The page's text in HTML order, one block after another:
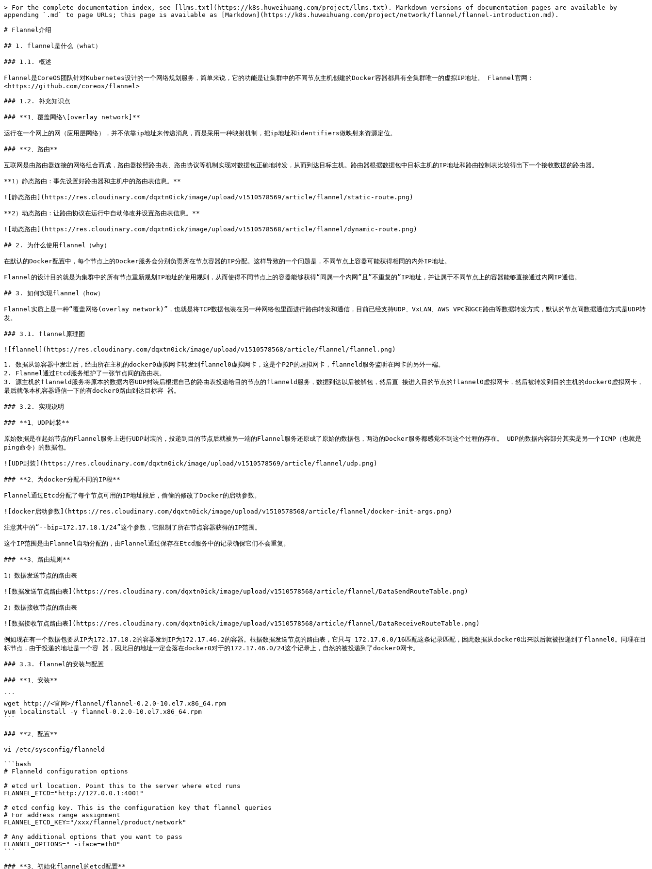
> For the complete documentation index, see [llms.txt](https://k8s.huweihuang.com/project/llms.txt). Markdown versions of documentation pages are available by
appending `.md` to page URLs; this page is available as [Markdown](https://k8s.huweihuang.com/project/network/flannel/flannel-introduction.md).
# Flannel介绍
## 1. flannel是什么（what）
### 1.1. 概述
Flannel是CoreOS团队针对Kubernetes设计的一个网络规划服务，简单来说，它的功能是让集群中的不同节点主机创建的Docker容器都具有全集群唯一的虚拟IP地址。 Flannel官网：
<https://github.com/coreos/flannel>
### 1.2. 补充知识点
### **1、覆盖网络\[overlay network]**
运行在一个网上的网（应用层网络），并不依靠ip地址来传递消息，而是采用一种映射机制，把ip地址和identifiers做映射来资源定位。
### **2、路由**
互联网是由路由器连接的网络组合而成，路由器按照路由表、路由协议等机制实现对数据包正确地转发，从而到达目标主机。路由器根据数据包中目标主机的IP地址和路由控制表比较得出下一个接收数据的路由器。
**1）静态路由：事先设置好路由器和主机中的路由表信息。**
![静态路由](https://res.cloudinary.com/dqxtn0ick/image/upload/v1510578569/article/flannel/static-route.png)
**2）动态路由：让路由协议在运行中自动修改并设置路由表信息。**
![动态路由](https://res.cloudinary.com/dqxtn0ick/image/upload/v1510578568/article/flannel/dynamic-route.png)
## 2. 为什么使用flannel（why）
在默认的Docker配置中，每个节点上的Docker服务会分别负责所在节点容器的IP分配。这样导致的一个问题是，不同节点上容器可能获得相同的内外IP地址。
Flannel的设计目的就是为集群中的所有节点重新规划IP地址的使用规则，从而使得不同节点上的容器能够获得“同属一个内网”且”不重复的”IP地址，并让属于不同节点上的容器能够直接通过内网IP通信。
## 3. 如何实现flannel（how）
Flannel实质上是一种“覆盖网络(overlay network)”，也就是将TCP数据包装在另一种网络包里面进行路由转发和通信，目前已经支持UDP、VxLAN、AWS VPC和GCE路由等数据转发方式，默认的节点间数据通信方式是UDP转
发。
### 3.1. flannel原理图
![flannel](https://res.cloudinary.com/dqxtn0ick/image/upload/v1510578568/article/flannel/flannel.png)
1. 数据从源容器中发出后，经由所在主机的docker0虚拟网卡转发到flannel0虚拟网卡，这是个P2P的虚拟网卡，flanneld服务监听在网卡的另外一端。
2. Flannel通过Etcd服务维护了一张节点间的路由表。
3. 源主机的flanneld服务将原本的数据内容UDP封装后根据自己的路由表投递给目的节点的flanneld服务，数据到达以后被解包，然后直 接进入目的节点的flannel0虚拟网卡，然后被转发到目的主机的docker0虚拟网卡，
最后就像本机容器通信一下的有docker0路由到达目标容 器。
### 3.2. 实现说明
### **1、UDP封装**
原始数据是在起始节点的Flannel服务上进行UDP封装的，投递到目的节点后就被另一端的Flannel服务还原成了原始的数据包，两边的Docker服务都感觉不到这个过程的存在。 UDP的数据内容部分其实是另一个ICMP（也就是
ping命令）的数据包。
![UDP封装](https://res.cloudinary.com/dqxtn0ick/image/upload/v1510578569/article/flannel/udp.png)
### **2、为docker分配不同的IP段**
Flannel通过Etcd分配了每个节点可用的IP地址段后，偷偷的修改了Docker的启动参数。
![docker启动参数](https://res.cloudinary.com/dqxtn0ick/image/upload/v1510578568/article/flannel/docker-init-args.png)
注意其中的“--bip=172.17.18.1/24”这个参数，它限制了所在节点容器获得的IP范围。
这个IP范围是由Flannel自动分配的，由Flannel通过保存在Etcd服务中的记录确保它们不会重复。
### **3、路由规则**
1）数据发送节点的路由表
![数据发送节点路由表](https://res.cloudinary.com/dqxtn0ick/image/upload/v1510578568/article/flannel/DataSendRouteTable.png)
2）数据接收节点的路由表
![数据接收节点路由表](https://res.cloudinary.com/dqxtn0ick/image/upload/v1510578568/article/flannel/DataReceiveRouteTable.png)
例如现在有一个数据包要从IP为172.17.18.2的容器发到IP为172.17.46.2的容器。根据数据发送节点的路由表，它只与 172.17.0.0/16匹配这条记录匹配，因此数据从docker0出来以后就被投递到了flannel0。同理在目
标节点，由于投递的地址是一个容 器，因此目的地址一定会落在docker0对于的172.17.46.0/24这个记录上，自然的被投递到了docker0网卡。
### 3.3. flannel的安装与配置
### **1、安装**
```
wget http://<官网>/flannel/flannel-0.2.0-10.el7.x86_64.rpm
yum localinstall -y flannel-0.2.0-10.el7.x86_64.rpm
```
### **2、配置**
vi /etc/sysconfig/flanneld
```bash
# Flanneld configuration options
# etcd url location. Point this to the server where etcd runs
FLANNEL_ETCD="http://127.0.0.1:4001"
# etcd config key. This is the configuration key that flannel queries
# For address range assignment
FLANNEL_ETCD_KEY="/xxx/flannel/product/network"
# Any additional options that you want to pass
FLANNEL_OPTIONS=" -iface=eth0"
```
### **3、初始化flannel的etcd配置**